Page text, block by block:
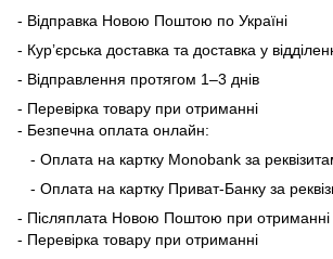
- Відправка Новою Поштою по Україні
- Кур’єрська доставка та доставка у
- Відправлення протягом 1–3 днів
- Перевірка товару при отриманні
- Безпечна оплата онлайн:
- Оплата на картку Monobank за
- Оплата на картку Приват-Банку за
- Післяплата Новою Поштою при отриманні
- Перевірка товару при отриманні